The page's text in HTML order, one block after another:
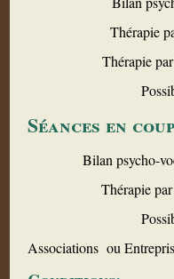
Thérapie
Thérapie
Séances en
Bilan psycho-
Thérapie
Associations ou